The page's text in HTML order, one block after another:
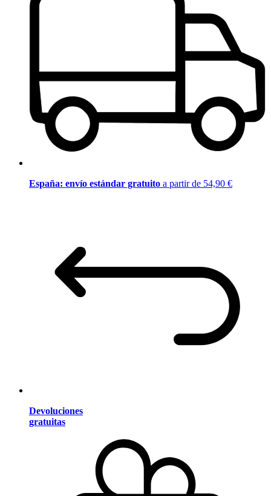
España: envío estándar gratuito a partir de 54,90 €
Devoluciones
gratuitas